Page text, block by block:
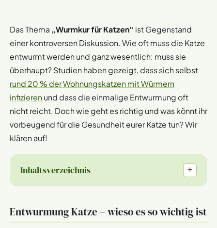
Das Thema „Wurmkur für Katzen“ ist Gegenstand
einer kontroversen Diskussion. Wie oft muss die Katze
entwurmt werden und ganz wesentlich: muss sie
überhaupt? Studien haben gezeigt, dass sich selbst
rund 20 % der Wohnungskatzen mit Würmern
infizierenund dass die einmalige Entwurmung oft
nicht reicht. Doch wie geht es richtig und was könnt ihr
vorbeugend für die Gesundheit eurer Katze tun? Wir
klären auf!
Inhaltsverzeichnis +
Entwurmung Katze – wieso es so wichtig ist